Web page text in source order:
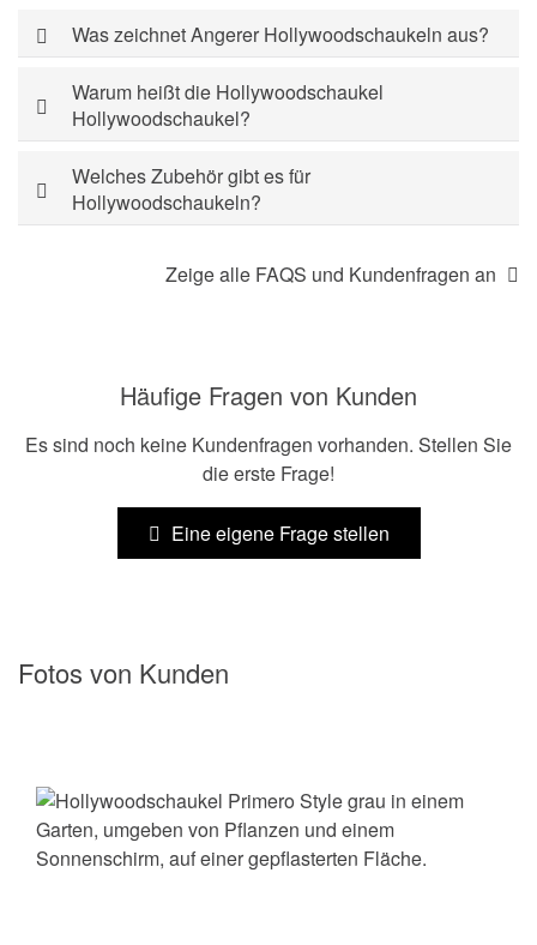
Was zeichnet Angerer Hollywoodschaukeln aus?
Warum heißt die Hollywoodschaukel
Hollywoodschaukel?
Welches Zubehör gibt es für
Hollywoodschaukeln?
Zeige alle FAQS und Kundenfragen an
Häufige Fragen von Kunden
Es sind noch keine Kundenfragen vorhanden. Stellen Sie
die erste Frage!
Eine eigene Frage stellen
Fotos von Kunden